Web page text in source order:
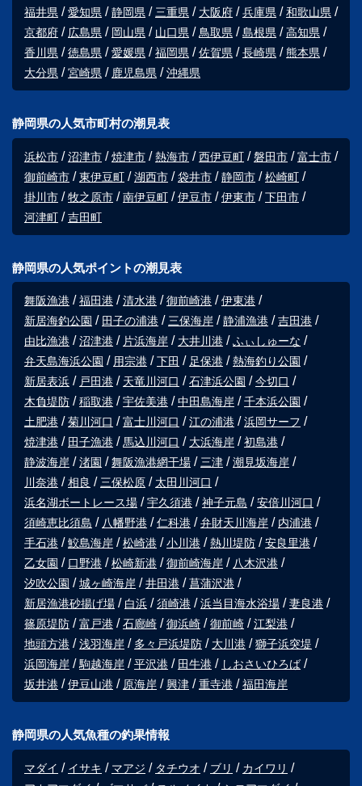
福井県
愛知県 静岡県 三重県 大阪府 兵庫県
和歌山県
京都府
広島県 岡山県 山口県 鳥取県 島根県
高知県
香川県
徳島県 愛媛県 福岡県 佐賀県 長崎県
熊本県
大分県
宮崎県 鹿児島県 沖縄県
静岡県の人気市町村の潮見表
浜松市 沼津市 焼津市 熱海市 西伊豆町 磐田市
富士市
御前崎市
東伊豆町 湖西市 袋井市 静岡市
松崎町
掛川市
牧之原市 南伊豆町 伊豆市 伊東市
下田市
河津町
吉田町
静岡県の人気ポイントの潮見表
舞阪漁港 福田港 清水港 御前崎港
伊東港
新居海釣公園
田子の浦港 三保海岸 静浦漁港
吉田港
由比漁港
沼津港 片浜海岸 大井川港
ふぃしゅーな
弁天島海浜公園
用宗港 下田 足保港
熱海釣り公園
新居表浜
戸田港 天竜川河口 石津浜公園
今切口
木負堤防
稲取港 宇佐美港 中田島海岸
千本浜公園
土肥港
菊川河口 富士川河口 江の浦港
浜岡サーフ
焼津港
田子漁港 馬込川河口 大浜海岸
初島港
静波海岸
渚園 舞阪漁港網干場 三津
潮見坂海岸
川奈港
相良 三保松原
太田川河口
浜名湖ボートレース場
宇久須港 神子元島
安倍川河口
須崎恵比須島
八幡野港 仁科港 弁財天川海岸
内浦港
手石港
鮫島海岸 松崎港 小川港 熱川堤防
安良里港
乙女園
口野港 松崎新港 御前崎海岸
八木沢港
汐吹公園
城ヶ崎海岸 井田港
菖蒲沢港
新居漁港砂揚げ場
白浜 須崎港 浜当目海水浴場
妻良港
篠原堤防
富戸港 石廊崎 御浜崎 御前崎
江梨港
地頭方港
浅羽海岸 多々戸浜堤防 大川港
獅子浜突堤
浜岡海岸
駒越海岸 平沢港 田牛港
しおさいひろば
坂井港
伊豆山港 原海岸 興津 重寺港 福田海岸
静岡県の人気魚種の釣果情報
マダイ イサキ マアジ タチウオ ブリ
カイワリ